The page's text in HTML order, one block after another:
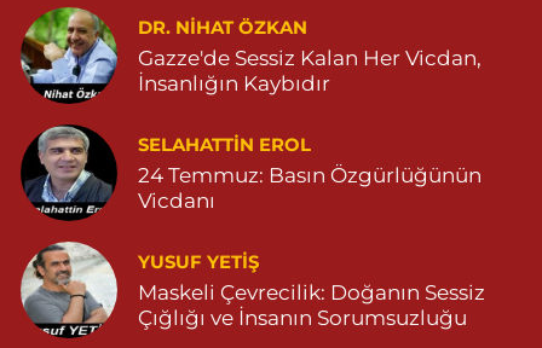
SELAHADDİN EYYUBİ MAHALLE LOZAN CADDE NO:7 B
04824151501
0 (482) 415 15 01 Yol Tarifi Al
Demhat Eczanesi
POYRAZ MAHALLE MARDİN-DİYARBAKIR CADDE NO:94B
04825112785
0 (482) 511 27 85
Ömerli Eczanesi
YENİ MAHALLE HASTANE CADDESİ 3086 SOKAK NO:7 2
04825413333
DR. NIHAT ÖZKAN
Gazze'de Sessiz Kalan Her Vicdan,
İnsanlığın Kaybıdır
SELAHATTIN EROL
24 Temmuz: Basın Özgürlüğünün
Vicdanı
YUSUF YETİŞ
Maskeli Çevrecilik: Doğanın Sessiz
Çığlığı ve İnsanın Sorumsuzluğu